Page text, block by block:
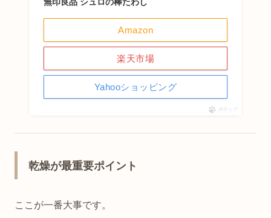
無印良品 シュロの棒たわし
Amazon
楽天市場
Yahooショッピング
ポチップ
乾燥が最重要ポイント
ここが一番大事です。